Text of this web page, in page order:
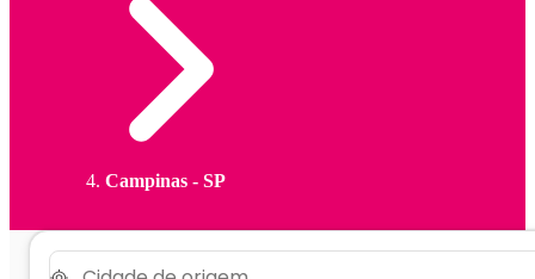
Campinas - SP